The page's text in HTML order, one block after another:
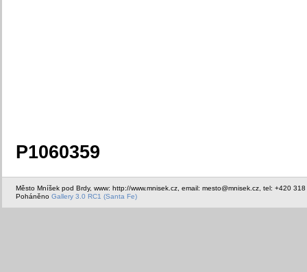
P1060359
Město Mníšek pod Brdy, www: http://www.mnisek.cz, email: mesto@mnisek.cz, tel: +420
Poháněno Gallery 3.0 RC1 (Santa Fe)